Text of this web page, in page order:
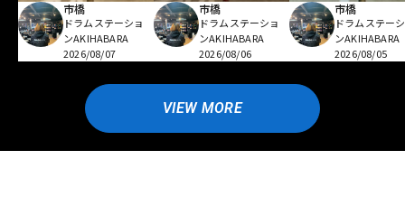
市橋
ドラムステーショ
ンAKIHABARA
2026/08/07
市橋
ドラムステーショ
ンAKIHABARA
2026/08/06
市橋
ドラムステー
ンAKIHABARA
2026/08/05
VIEW MORE